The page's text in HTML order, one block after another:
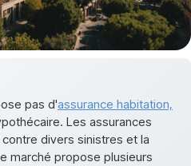
pas d'assurance habitation,
Les assurances
divers sinistres et la
marché propose plusieurs